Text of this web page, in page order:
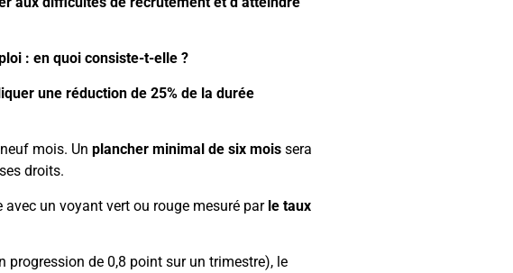
: en quoi consiste-t-elle ?
une réduction de 25% de la durée
mois. Un plancher minimal de six mois sera
droits.
un voyant vert ou rouge mesuré parle taux
progression de 0,8 point sur un trimestre), le